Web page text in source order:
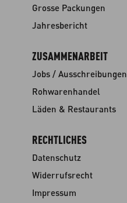
Grosse Packungen
Jahresbericht
ZUSAMMENARBEIT
Jobs / Ausschreibungen
Rohwarenhandel
Läden & Restaurants
RECHTLICHES
Datenschutz
Widerrufsrecht
Impressum